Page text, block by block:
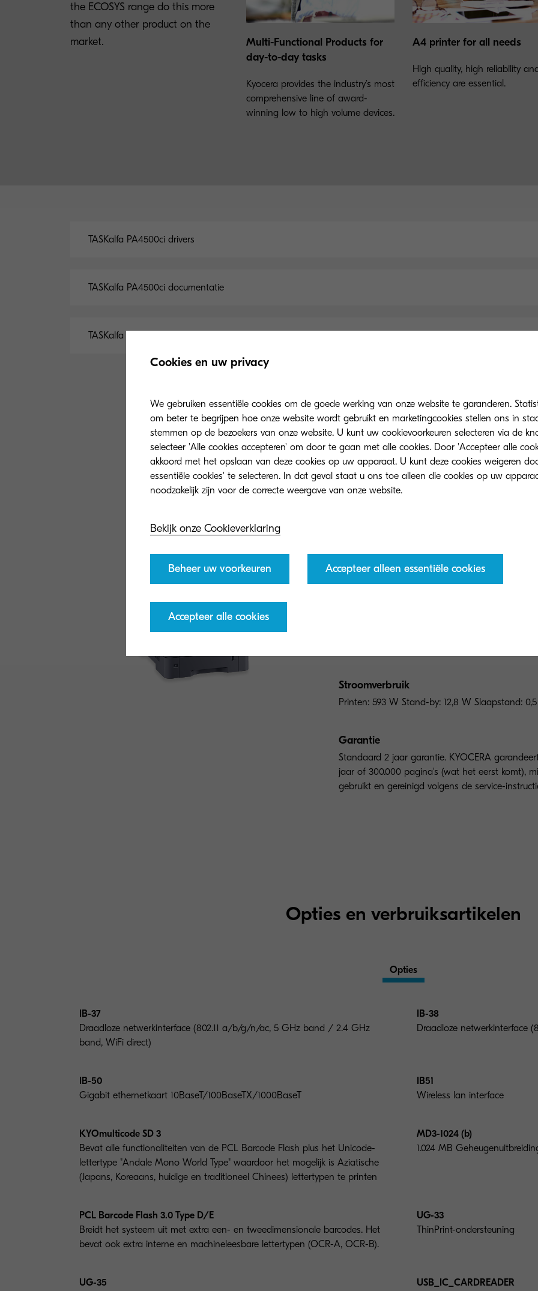
the ECOSYS range do this more
than any other product on the
market.
Multi-Functional Products for
day-to-day tasks
Kyocera provides the industry’s most
comprehensive line of award-
winning low to high volume devices.
A4 printer for all needs
High quality, high reliability
efficiency are essential.
TASKalfa PA4500ci drivers
TASKalfa PA4500ci documentatie
TASKalfa PA4500ci software
Belangrijkste specificaties
Algemeen Papierverwerking Printen
Motorsnelheid
Stroomverbruik
Printen: 593 W Stand-by: 12,8 W Slaapstand:
Garantie
Standaard 2 jaar garantie. KYOCERA
jaar of 300.000 pagina's (wat het eerst komt),
gebruikt en gereinigd volgens de service-
Opties en verbruiksartikelen
Opties
IB-37
Draadloze netwerkinterface (802.11 a/b/g/n/ac, 5 GHz band / 2.4 GHz
band, WiFi direct)
IB-38
Draadloze netwerkinterface
IB-50
Gigabit ethernetkaart 10BaseT/100BaseTX/1000BaseT
IB51
Wireless lan interface
KYOmulticode SD 3
Bevat alle functionaliteiten van de PCL Barcode Flash plus het Unicode-
lettertype "Andale Mono World Type" waardoor het mogelijk is Aziatische
(Japans, Koreaans, huidige en traditioneel Chinees) lettertypen te printen
MD3-1024 (b)
1.024 MB
PCL Barcode Flash 3.0 Type D/E
Breidt het systeem uit met extra een- en tweedimensionale barcodes. Het
bevat ook extra interne en machineleesbare lettertypen (OCR-A, OCR-B).
UG-33
ThinPrint-ondersteuning
UG-35 USB_IC_CARDREADER
Cookies en uw privacy
We gebruiken essentiële cookies om de goede werking van onze website te garanderen.
om beter te begrijpen hoe onze website wordt gebruikt en marketingcookies stellen ons in
stemmen op de bezoekers van onze website. U kunt uw cookievoorkeuren selecteren via de
selecteer 'Alle cookies accepteren' om door te gaan met alle cookies. Door 'Accepteer alle
akkoord met het opslaan van deze cookies op uw apparaat. U kunt deze cookies weigeren
essentiële cookies' te selecteren. In dat geval staat u ons toe alleen die cookies op uw
noodzakelijk zijn voor de correcte weergave van onze website.
Bekijk onze Cookieverklaring
Beheer uw voorkeuren Accepteer alleen essentiële cookies
Accepteer alle cookies